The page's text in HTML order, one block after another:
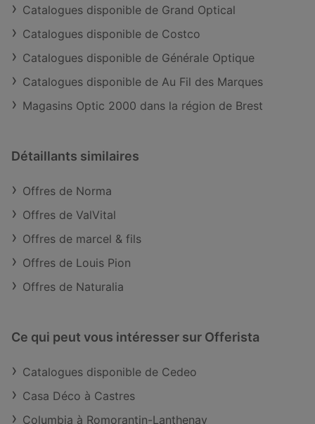
Catalogues disponible de Grand Optical
Catalogues disponible de Costco
Catalogues disponible de Générale Optique
Catalogues disponible de Au Fil des Marques
Magasins Optic 2000 dans la région de Brest
Détaillants similaires
Offres de Norma
Offres de ValVital
Offres de marcel & fils
Offres de Louis Pion
Offres de Naturalia
Ce qui peut vous intéresser sur Offerista
Catalogues disponible de Cedeo
Casa Déco à Castres
Columbia à Romorantin-Lanthenay